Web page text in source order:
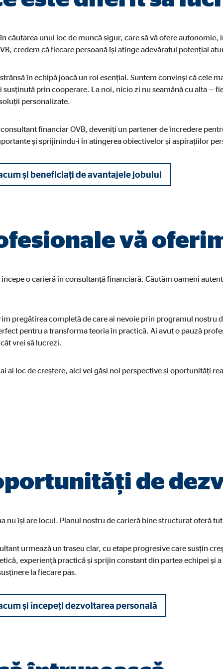
căutarea unui loc de muncă sigur, care să vă ofere
credem că fiecare persoană își atinge adevăratul potențial
în echipă joacă un rol esențial. Suntem convinși că cele
susținută prin cooperare. La noi, nicio zi nu seamănă cu alta —
personalizate.
financiar OVB, deveniți un partener de încredere
și sprijinindu-i în atingerea obiectivelor și aspirațiilor
și beneficiați de avantajele jobului
vă
o carieră în consultanță financiară. Căutăm oameni
pregătirea completă de care ai nevoie prin programul nostru
pentru a transforma teoria în practică. Ai avut o pauză
vrei să lucrezi.
ai loc de creștere, aici vei găsi noi perspective și oportunități
de
nu își are locul. Planul nostru de carieră bine structurat oferă
urmează un traseu clar, cu etape progresive care susțin
experiență practică și sprijin constant din partea echipei și
la fiecare pas.
și începeți dezvoltarea personală
Aceste informații ne ajută să înțelegem modul în care vizitatorii
Ireland Ltd.
A/S
Ireland Ltd.
luni
luni